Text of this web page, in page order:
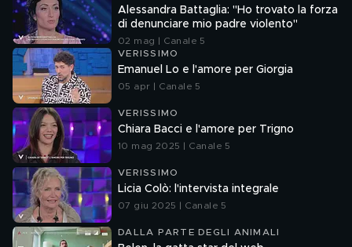
Alessandra Battaglia: "Ho trovato la forza
di denunciare mio padre violento"
02 mag | Canale 5
VERISSIMO
Emanuel Lo e l'amore per Giorgia
05 apr | Canale 5
VERISSIMO
Chiara Bacci e l'amore per Trigno
10 mag 2025 | Canale 5
VERISSIMO
Licia Colò: l'intervista integrale
07 giu 2025 | Canale 5
DALLA PARTE DEGLI ANIMALI